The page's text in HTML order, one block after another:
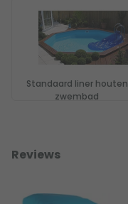
Standaard liner houten
zwembad
Reviews